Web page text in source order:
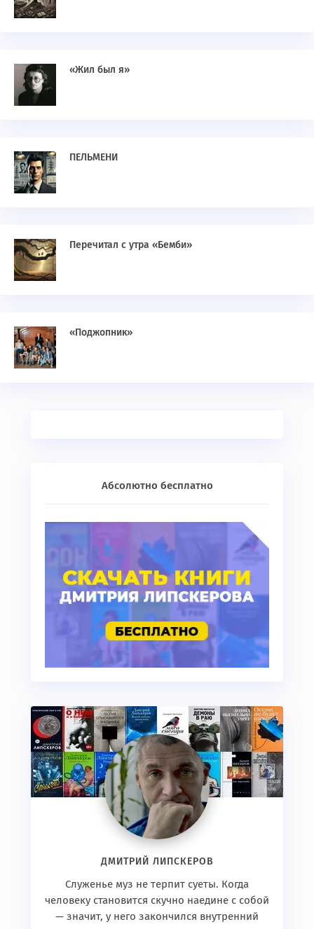
«Жил был я»
ПЕЛЬМЕНИ
Перечитал с утра «Бемби»
«Поджопник»
Абсолютно бесплатно
ДМИТРИЙ ЛИПСКЕРОВ
Служенье муз не терпит суеты. Когда
человеку становится скучно наедине с собой
— значит, у него закончился внутренний